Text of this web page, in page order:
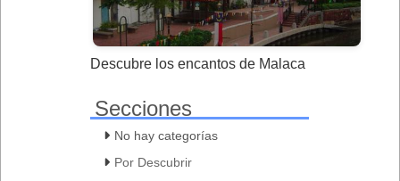
Descubre los encantos de Malaca
Secciones
No hay categorías
Por Descubrir